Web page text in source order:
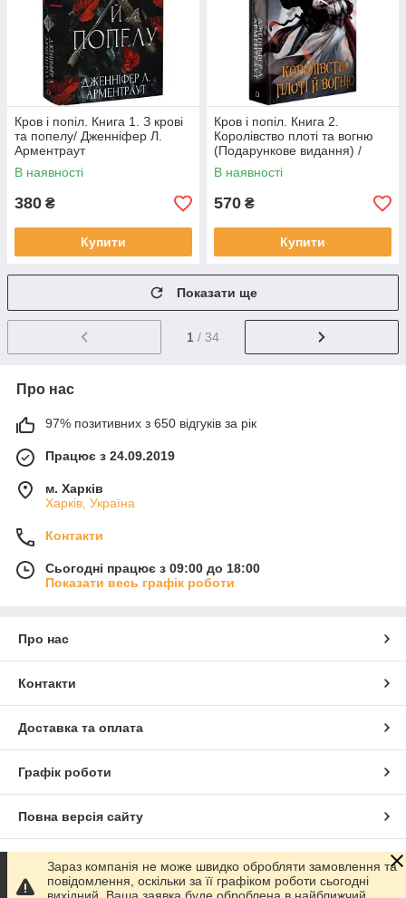
Кров і попіл. Книга 1. З крові
та попелу/ Дженніфер Л.
Арментраут
В наявності
380 ₴
Купити
Кров і попіл. Книга 2.
Королівство плоті та вогню
(Подарункове видання) /
Дженніфер Л. Арментраут
В наявності
570 ₴
Купити
Показати ще
1 / 34
Про нас
97% позитивних з 650 відгуків за рік
Працює з 24.09.2019
м. Харків
Харків, Україна
Контакти
Сьогодні працює з 09:00 до 18:00
Показати весь графік роботи
Про нас
Контакти
Доставка та оплата
Графік роботи
Повна версія сайту
Сайт створено на маркетплейсі Prom.ua
Зараз компанія не може швидко обробляти замовлення та
повідомлення, оскільки за її графіком роботи сьогодні